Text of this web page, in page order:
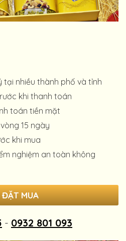
tại nhiều thành phố và tỉnh
khi thanh toán
toán tiền mặt
15 ngày
khi mua
nghiệm an toàn không
MUA
- 0932 801 093